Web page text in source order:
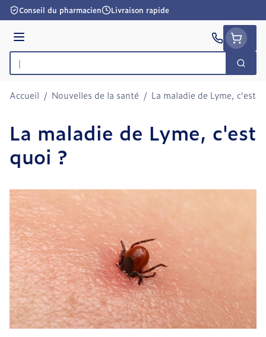
Aller au contenu
Conseil du pharmacien Livraison rapide
Menu
Rechercher
Accueil / Nouvelles de la santé / La maladie de Lyme, c'est
La maladie de Lyme, c'est
quoi ?